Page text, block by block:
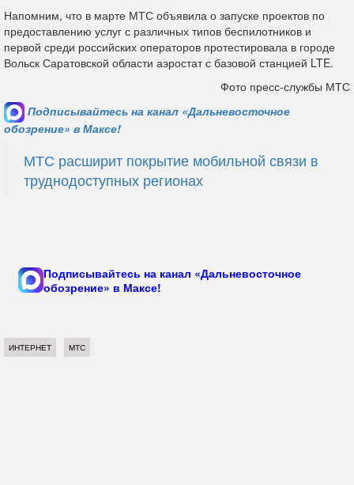
Напомним, что в марте МТС объявила о запуске проектов по
предоставлению услуг с различных типов беспилотников и
первой среди российских операторов протестировала в городе
Вольск Саратовской области аэростат с базовой станцией LTE.
Фото пресс-службы МТС
Подписывайтесь на канал «Дальневосточное
обозрение» в Максе!
МТС расширит покрытие мобильной связи в
труднодоступных регионах
Подписывайтесь на канал «Дальневосточное
обозрение» в Максе!
ИНТЕРНЕТ МТС